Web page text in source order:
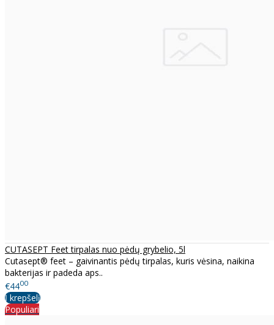
CUTASEPT Feet tirpalas nuo pėdų grybelio, 5l
Cutasept® feet – gaivinantis pėdų tirpalas, kuris vėsina, naikina
bakterijas ir padeda aps..
€4400
Į krepšelį
Populiari